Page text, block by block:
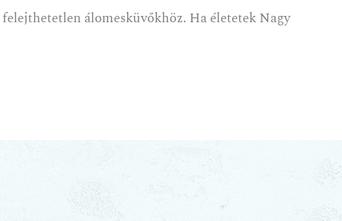
álomesküvőkhöz. Ha életetek Nagy